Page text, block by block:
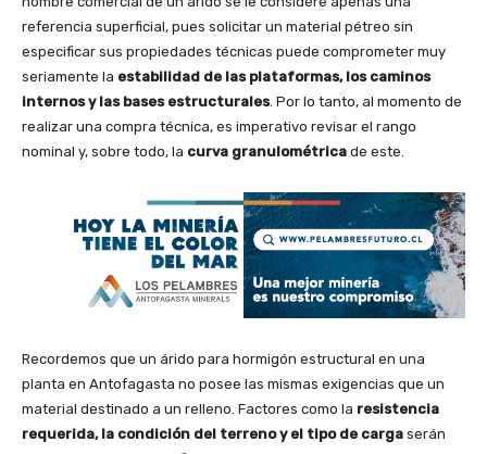
referencia superficial, pues solicitar un material pétreo sin
especificar sus propiedades técnicas puede comprometer muy
seriamente la estabilidad de las plataformas, los caminos
internos y las bases estructurales. Por lo tanto, al momento de
realizar una compra técnica, es imperativo revisar el rango
nominal y, sobre todo, la curva granulométrica de este.
Recordemos que un árido para hormigón estructural en una
planta en Antofagasta no posee las mismas exigencias que un
material destinado a un relleno. Factores como la resistencia
requerida, la condición del terreno y el tipo de carga serán